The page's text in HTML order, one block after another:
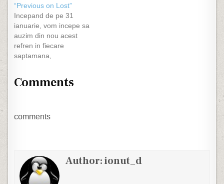
“Previous on Lost”
Incepand de pe 31
ianuarie, vom incepe sa
auzim din nou acest
refren in fiecare
saptamana,
producatori si urandu-le
mult timp serialul Lost,
Comments
comments
Author:ionut_d